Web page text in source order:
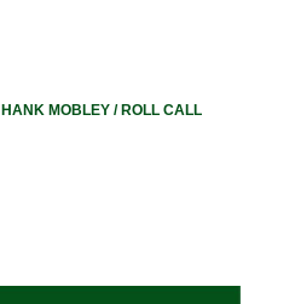
HANK MOBLEY / ROLL CALL